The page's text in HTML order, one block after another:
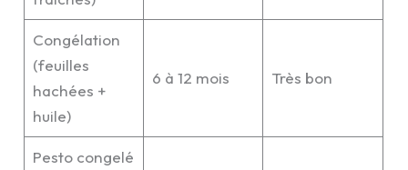
Congélation
(feuilles
hachées +
huile)
6 à 12 mois Très bon
Pesto congelé